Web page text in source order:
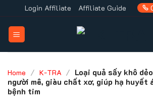
to
content
Login Affiliate Affiliate Guide
Home / K-TRA / Loại quả sấy khô
người mê, giàu chất xơ, giúp hạ huyết
bệnh tim